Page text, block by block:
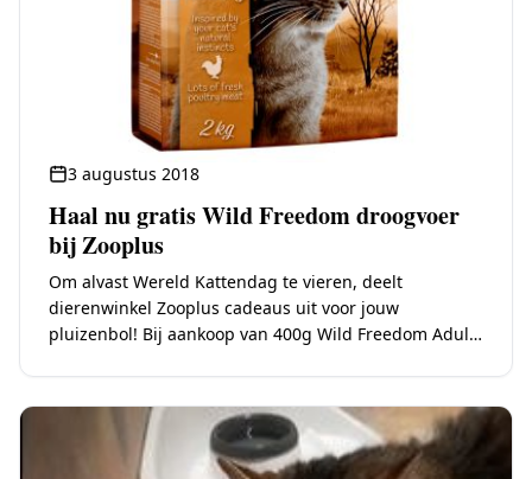
3 augustus 2018
Haal nu gratis Wild Freedom droogvoer
bij Zooplus
Om alvast Wereld Kattendag te vieren, deelt
dierenwinkel Zooplus cadeaus uit voor jouw
pluizenbol! Bij aankoop van 400g Wild Freedom Adult